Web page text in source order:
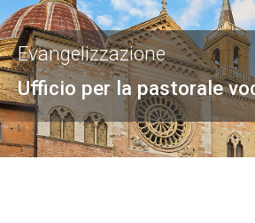
Ufficio per la pastorale
Evangelizzazione